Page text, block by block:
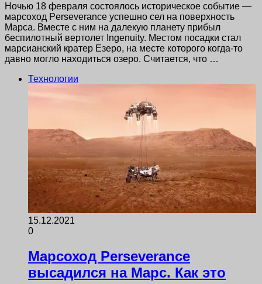
Ночью 18 февраля состоялось историческое событие —
марсоход Perseverance успешно сел на поверхность
Марса. Вместе с ним на далекую планету прибыл
беспилотный вертолет Ingenuity. Местом посадки стал
марсианский кратер Езеро, на месте которого когда-то
давно могло находиться озеро. Считается, что …
Технологии
15.12.2021
0
Марсоход Perseverance
высадился на Марс. Как это